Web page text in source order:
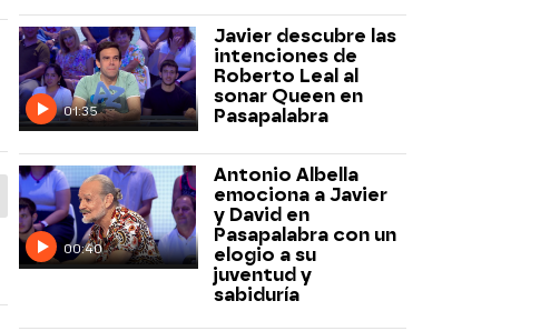
01:35
Javier descubre las
intenciones de
Roberto Leal al
sonar Queen en
Pasapalabra
00:40
Antonio Albella
emociona a Javier
y David en
Pasapalabra con un
elogio a su
juventud y
sabiduría